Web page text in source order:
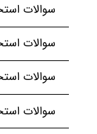
سوالات
سوالات
سوالات
سوالات